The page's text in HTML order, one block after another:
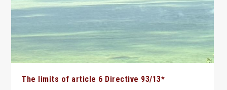
The limits of article 6 Directive 93/13*